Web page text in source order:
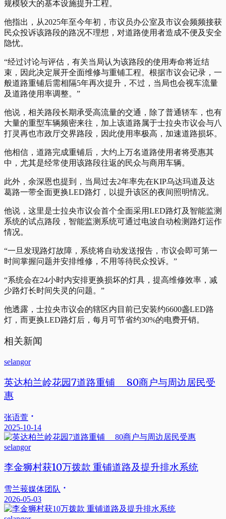
规模较大的基本设施提升工程。
他指出，从2025年至今年初，市议员办公室及市议会频频接获
民众投诉该路段的路况不理想，对道路使用者造成不便及安全
隐忧。
“经过讨论与评估，有关当局认为该路段的使用寿命将近结
束，因此决定展开全面维修与重铺工程。根据市议会记录，一
般道路重铺后需相隔5年再次提升，不过，当局也会视车流量
及道路使用率调整。”
他说，相关路段长期承受高流量的交通，除了普通轿车，也有
大量的重型车辆频密来往，加上该道路属于士拉央市议会与八
打灵再也市政厅交界路段，因此使用率极高，加速道路损坏。
他相信，道路完成重铺后，大约上万名道路使用者将受惠其
中，尤其是经常使用该路段往返的民众与商用车辆。
此外，余深恩也提到，当局过去2年率先在KIP乌达玛道及达
葛路一带全面更换LED路灯，以提升该区的夜间照明情况。
他说，这里是士拉央市议会首个全面采用LED路灯及智能监测
系统的试点路段，智能监测系统可通过电波自动检测路灯运作
情况。
“一旦发现路灯故障，系统将自动发送报告，市议会即可第一
时间掌握问题并安排维修，不用等待民众投诉。”
“系统会在24小时内安排更换损坏的灯具，提高维修效率，减
少路灯长时间失灵的问题。”
他透露，士拉央市议会的辖区内目前已安装约6600盏LED路
灯，而更换LED路灯后，每月可节省约30%的电费开销。
相关新闻
selangor
英达柏兰岭花园7道路重铺 80商户与周边居民受
惠
张语萱
2025-10-14
selangor
李金狮村获10万拨款 重铺道路及提升排水系统
雪兰莪媒体团队
2026-05-03